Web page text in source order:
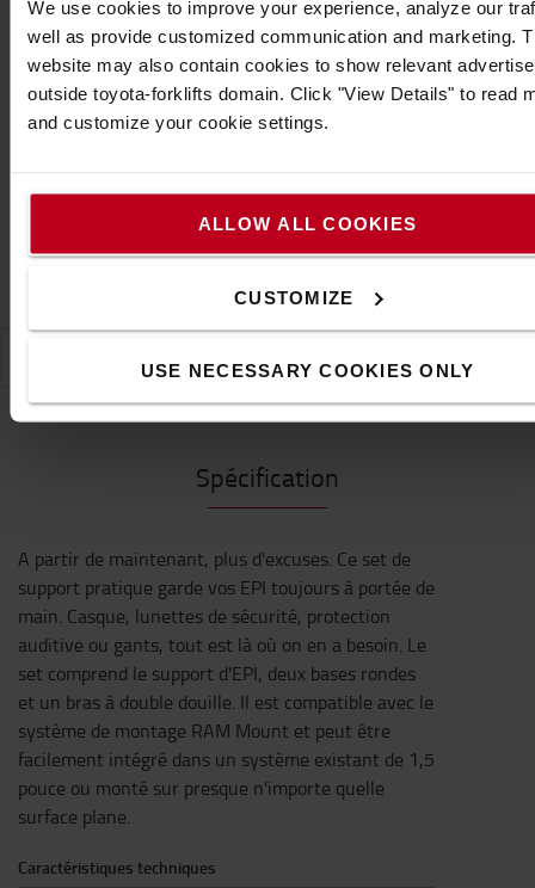
We use cookies to improve your experience, analyze our
well as provide customized communication and marketing.
website may also contain cookies to show relevant
outside toyota-forklifts domain. Click "View Details" to read
and customize your cookie settings.
ALLOW ALL COOKIES
CUSTOMIZE
USE NECESSARY COOKIES ONLY
AJOUTER AU PANIER
CONTACTEZ-NOUS
1 unités sont en attente de commande
SPÉCIFICATION
Spécification
A partir de maintenant, plus d'excuses. Ce set de
support pratique garde vos EPI toujours à portée de
main. Casque, lunettes de sécurité, protection
auditive ou gants, tout est là où on en a besoin. Le
set comprend le support d'EPI, deux bases rondes
et un bras à double douille. Il est compatible avec le
système de montage RAM Mount et peut être
facilement intégré dans un système existant de 1,5
pouce ou monté sur presque n'importe quelle
surface plane.
Caractéristiques techniques